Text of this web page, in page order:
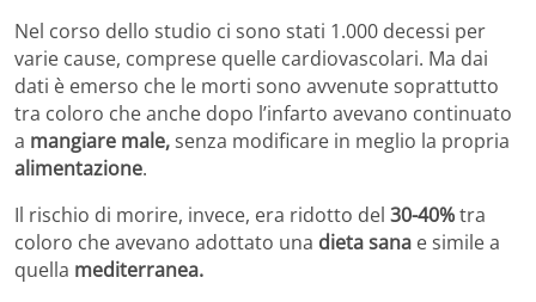
Nel corso dello studio ci sono stati 1.000 decessi per
varie cause, comprese quelle cardiovascolari. Ma dai
dati è emerso che le morti sono avvenute soprattutto
tra coloro che anche dopo l’infarto avevano continuato
a mangiare male,senza modificare in meglio la propria
alimentazione.
Il rischio di morire, invece, era ridotto del 30-40%tra
coloro che avevano adottato una dieta sana e simile a
quella mediterranea.